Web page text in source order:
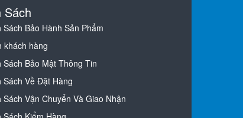
Sách
Bảo Hành Sản Phẩm
khách hàng
Bảo Mật Thông Tin
Về Đặt Hàng
Vận Chuyển Và Giao Nhận